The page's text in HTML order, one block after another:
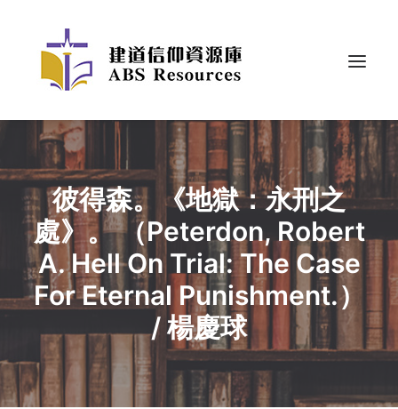
彼得森。《地獄：永刑之
處》。 （Peterdon, Robert
A. Hell On Trial: The Case
For Eternal Punishment.）
/ 楊慶球